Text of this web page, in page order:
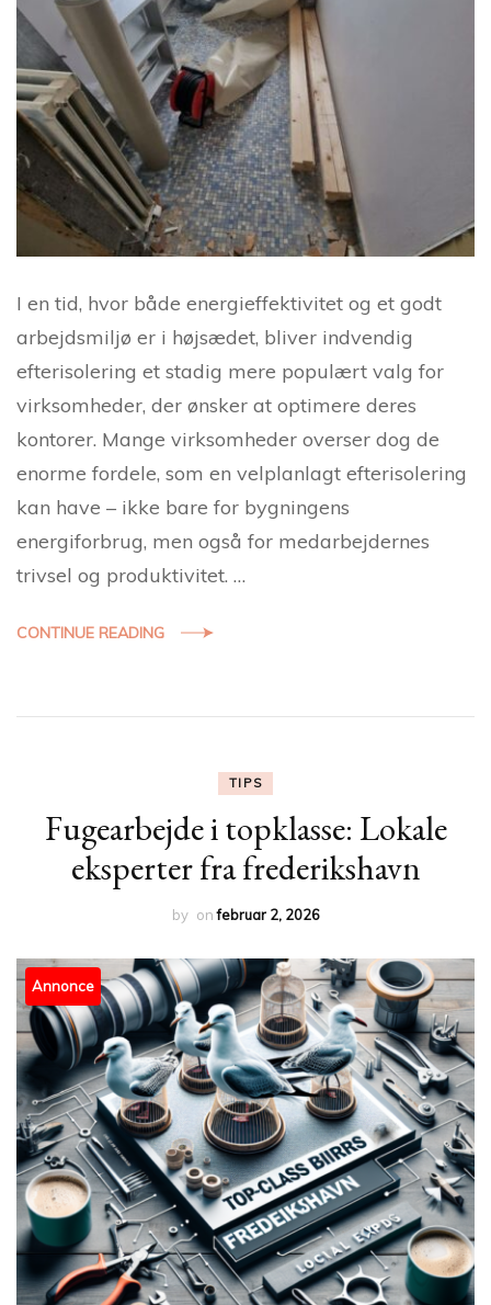
I en tid, hvor både energieffektivitet og et godt
arbejdsmiljø er i højsædet, bliver indvendig
efterisolering et stadig mere populært valg for
virksomheder, der ønsker at optimere deres
kontorer. Mange virksomheder overser dog de
enorme fordele, som en velplanlagt efterisolering
kan have – ikke bare for bygningens
energiforbrug, men også for medarbejdernes
trivsel og produktivitet. …
CONTINUE READING
TIPS
Fugearbejde i topklasse: Lokale
eksperter fra frederikshavn
by onfebruar 2, 2026
Annonce